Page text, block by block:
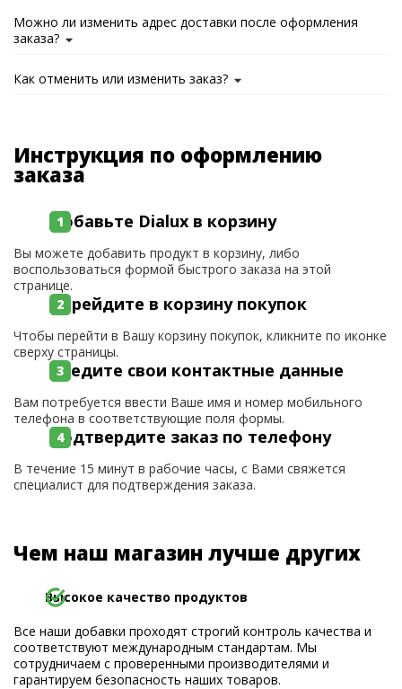
Можно ли изменить адрес доставки после оформления
заказа?
Как отменить или изменить заказ?
Инструкция по оформлению
заказа
Добавьте Dialux в корзину
Вы можете добавить продукт в корзину, либо
воспользоваться формой быстрого заказа на этой
странице.
Перейдите в корзину покупок
Чтобы перейти в Вашу корзину покупок, кликните по иконке
сверху страницы.
Введите свои контактные данные
Вам потребуется ввести Ваше имя и номер мобильного
телефона в соответствующие поля формы.
Подтвердите заказ по телефону
В течение 15 минут в рабочие часы, с Вами свяжется
специалист для подтверждения заказа.
Чем наш магазин лучше других
Высокое качество продуктов
Все наши добавки проходят строгий контроль качества и
соответствуют международным стандартам. Мы
сотрудничаем с проверенными производителями и
гарантируем безопасность наших товаров.